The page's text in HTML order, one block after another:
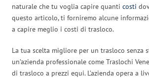
naturale che tu voglia capire quanti costi
questo articolo, ti forniremo alcune
a capire meglio i costi di trasloco.
La tua scelta migliore per un trasloco senza
un’azienda professionale come Traslochi
di trasloco a prezzi equi. L’azienda opera a